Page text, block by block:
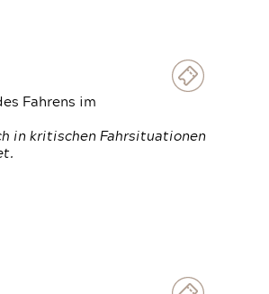
Fahrens im
in kritischen Fahrsituationen